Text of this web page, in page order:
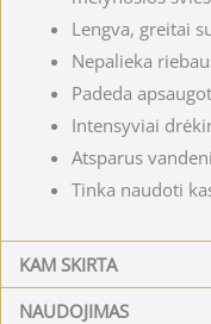
Lengva, greitai
Nepalieka
Padeda
Intensyviai
Atsparus
Tinka naudoti
KAM SKIRTA
NAUDOJIMAS